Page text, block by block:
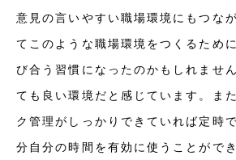
意見の言いやすい職場環境にもつな
てこのような職場環境をつくるため
び合う習慣になったのかもしれませ
ても良い環境だと感じています。ま
ク管理がしっかりできていれば定時
分自分の時間を有効に使うことがで